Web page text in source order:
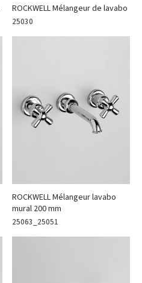
ROCKWELL Mélangeur de lavabo
25030
ROCKWELL Mélangeur lavabo
mural 200 mm
25063_25051